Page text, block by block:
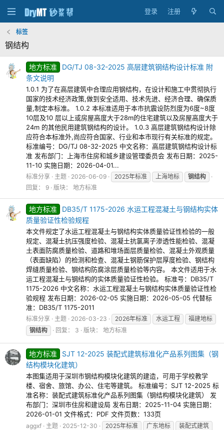
登录 注册
标签
钢结构
地方标准
DG/TJ 08-32-2025 高层建筑钢结构设计标准 附
条文说明
1.0.1 为了在高层建筑中合理应用钢结构，在设计和施工中贯彻执行
国家的技术经济政策,做到安全适用、技术先进、经济合理、确保质
量,制定本标准。 1.0.2 本标准适用于本市抗震设防烈度为6度~8度
10层及10 层以上或房屋高度大于28m的住宅建筑以及房屋高度大于
24m 的其他民用建筑钢结构的设计。 1.0.3 高层建筑钢结构设计除
应符合本标准外,尚应符合国家、行业和本市现行有关标准的规定。
标准编号：DG/TJ 08-32-2025 中文名称：高层建筑钢结构设计标
准 发布部门：上海市住房和城乡建设管理委员会 发布日期：2025-
11-10 实施日期：2026-04-01...
标准分享 主题 2026-06-09 2025年标准 上海地标
钢结构
回复： 9 版块： 地方标准
地方标准
DB35/T 1175-2026 水运工程混凝土与钢结构实体
质量验证性检验规程
本文件规定了水运工程混凝土与钢结构实体质量验证性检验的一般
规定、混凝土抗压强度检验、混凝土抗氯离子渗透性能检验、混凝
土表面防腐质量检验、道路和堆场面层质量检验、混凝土外观质量
（表面缺陷）的检测和检查、混凝土钢筋保护层厚度检验、钢结构
焊缝质量检验、钢结构防腐涂层质量检验等内容。 本文件适用于水
运工程混凝土与钢结构的实体质量验证性检验。 标准号：DB35/T
1175-2026 中文名称：水运工程混凝土与钢结构实体质量验证性检
验规程 发布日期：2026-02-05 实施日期：2026-05-05 代替标
准：DB35/T 1175-2011
标准分享 主题 2026-03-23 2026年标准 水运工程
福建地标
钢结构
回复： 3 版块： 地方标准
地方标准
SJT 12-2025 装配式建筑标准化产品系列图集（钢
结构模块化建筑）
本图集适用于深圳市钢结构模块化建筑的建造，可用于学校教学
楼、宿舍、旅馆、办公、住宅等建筑。 标准编号：SJT 12-2025 标
准名称：装配式建筑标准化产品系列图集（钢结构模块化建筑） 发
布部门：深圳市住房和建设局 发布日期：2025-11-04 实施日期：
2026-01-01 文件格式：PDF 文件页数：133页
aggxf 主题 2025-12-30 2025年标准 广东地标
装配式建筑